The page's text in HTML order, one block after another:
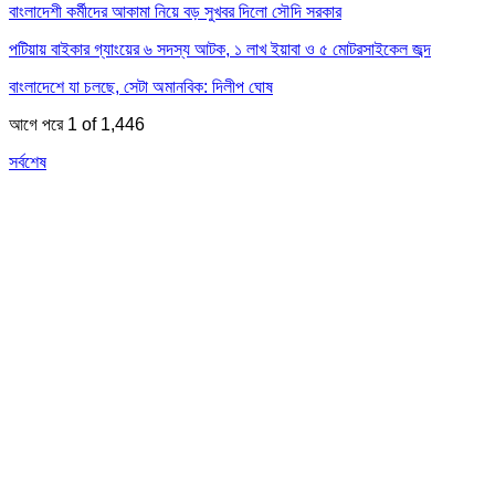
বাংলাদেশী কর্মীদের আকামা নিয়ে বড় সুখবর দিলো সৌদি সরকার
পটিয়ায় বাইকার গ্যাংয়ের ৬ সদস্য আটক, ১ লাখ ইয়াবা ও ৫ মোটরসাইকেল জব্দ
বাংলাদেশে যা চলছে, সেটা অমানবিক: দিলীপ ঘোষ
আগে পরে 1 of 1,446
সর্বশেষ